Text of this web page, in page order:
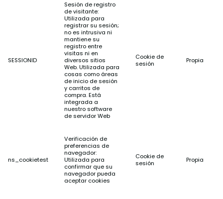
SESSIONID
Sesión de registro
de visitante:
Utilizada para
registrar su sesión;
no es intrusiva ni
mantiene su
registro entre
visitas ni en
diversos sitios
Web. Utilizada para
cosas como áreas
de inicio de sesión
y carritos de
compra. Está
integrada a
nuestro software
de servidor Web
Cookie de
sesión
Propia
ns_cookietest
Verificación de
preferencias de
navegador:
Utilizada para
confirmar que su
navegador pueda
aceptar cookies
Cookie de
sesión
Propia